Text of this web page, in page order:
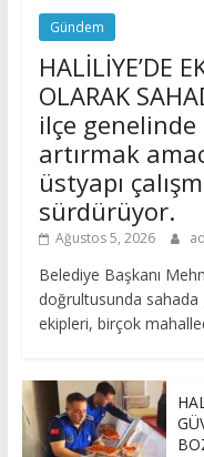
Gündem
HALİLİYE’DE
OLARAK
ilçe
artırmak
üstyapı
sürdürüyor.
Ağustos 5, 2026
Belediye Başkanı
doğrultusunda
ekipleri, birçok